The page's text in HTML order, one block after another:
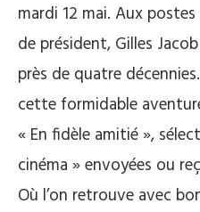
mardi 12 mai. Aux
de président, Gilles
près de quatre
cette formidable
« En fidèle amitié »,
cinéma » envoyées ou
Où l’on retrouve avec